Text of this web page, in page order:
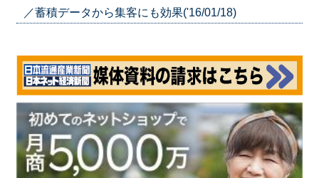
／蓄積データから集客にも効果('16/01/18)